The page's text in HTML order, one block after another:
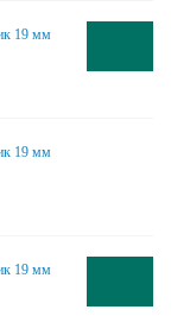
19 мм
19 мм
19 мм